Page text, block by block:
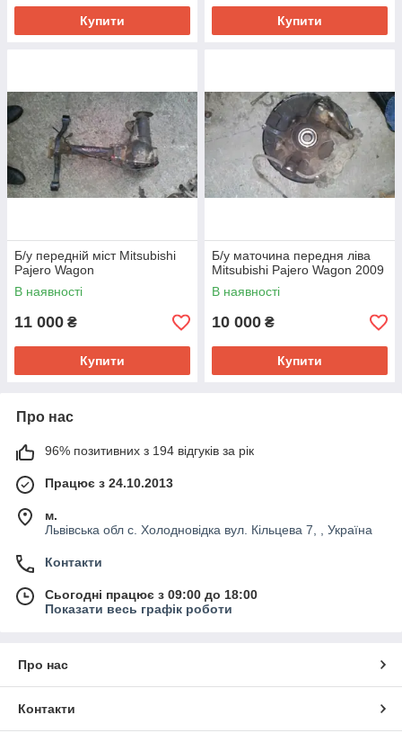
Купити Купити
Б/у передній міст Mitsubishi
Pajero Wagon
В наявності
11 000 ₴
Купити
Б/у маточина передня ліва
Mitsubishi Pajero Wagon 2009
В наявності
10 000 ₴
Купити
Про нас
96% позитивних з 194 відгуків за рік
Працює з 24.10.2013
м.
Львівська обл с. Холодновідка вул. Кільцева 7, , Україна
Контакти
Сьогодні працює з 09:00 до 18:00
Показати весь графік роботи
Про нас
Контакти